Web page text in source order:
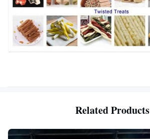
Related Products